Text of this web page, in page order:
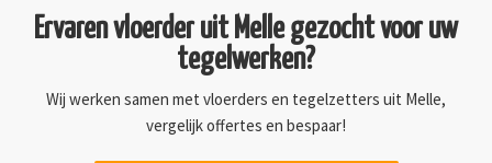
Ervaren vloerder uit Melle gezocht voor uw
tegelwerken?
Wij werken samen met vloerders en tegelzetters uit Melle,
vergelijk offertes en bespaar!